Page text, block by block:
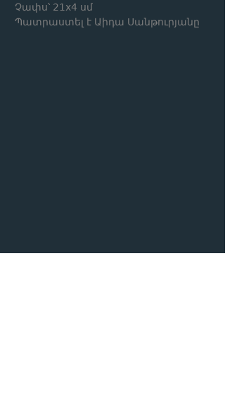
Չափս՝ 21x4 սմ
Պատրաստել է Աիդա Սանթուրյանը